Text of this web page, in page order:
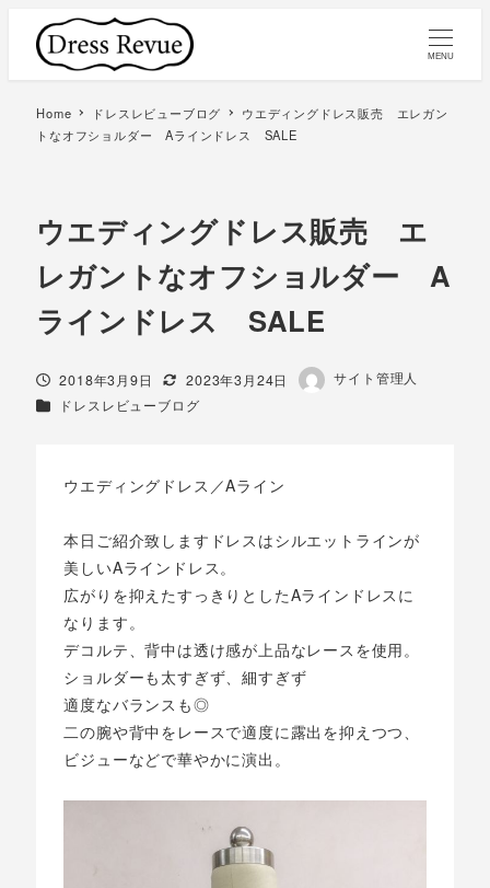
MENU
Home ドレスレビューブログ
ウエディングドレス販売 エレガン
トなオフショルダー Aラインドレス SALE
ウエディングドレス販売 エ
レガントなオフショルダー A
ラインドレス SALE
投稿日
2018年3月9日 更新日
2023年3月24日
著
サイト管理人
カテゴリー
ドレスレビューブログ
ウエディングドレス／Aライン
本日ご紹介致しますドレスはシルエットラインが
美しいAラインドレス。
広がりを抑えたすっきりとしたAラインドレスに
なります。
デコルテ、背中は透け感が上品なレースを使用。
ショルダーも太すぎず、細すぎず
適度なバランスも◎
二の腕や背中をレースで適度に露出を抑えつつ、
ビジューなどで華やかに演出。